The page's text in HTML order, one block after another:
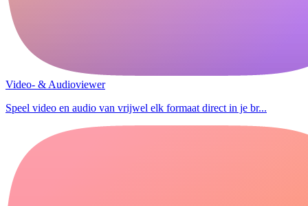
Video- & Audioviewer
Speel video en audio van vrijwel elk formaat direct in je br...